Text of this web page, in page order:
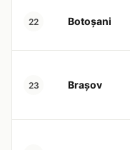
22 Botoșani
23 Brașov